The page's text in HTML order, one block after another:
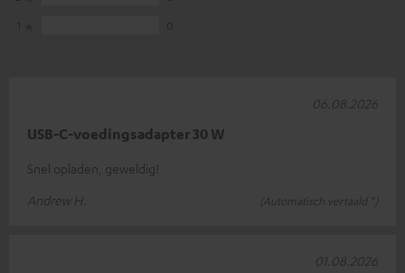
USB-C-voedingsadapter 30 W
Snel opladen, geweldig!
Andrew H.
(Automatisch vertaald *)
06.08.2026
01.08.2026